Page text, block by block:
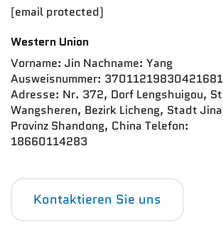
[email protected]
Western Union
Vorname: Jin Nachname: Yang
Ausweisnummer:
Adresse: Nr. 372, Dorf Lengshuigou,
Wangsheren, Bezirk Licheng, Stadt
Provinz Shandong, China Telefon:
18660114283
Kontaktieren Sie uns